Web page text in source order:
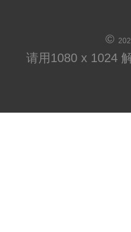
©
请用1080 x 1024